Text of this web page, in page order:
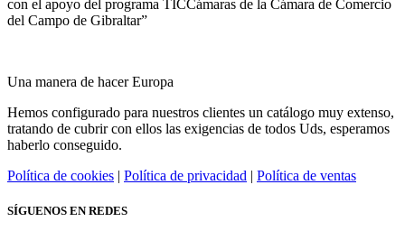
con el apoyo del programa TICCámaras de la Cámara de Comercio
del Campo de Gibraltar”
Una manera de hacer Europa
Hemos configurado para nuestros clientes un catálogo muy extenso,
tratando de cubrir con ellos las exigencias de todos Uds, esperamos
haberlo conseguido.
Política de cookies | Política de privacidad | Política de ventas
SÍGUENOS EN REDES